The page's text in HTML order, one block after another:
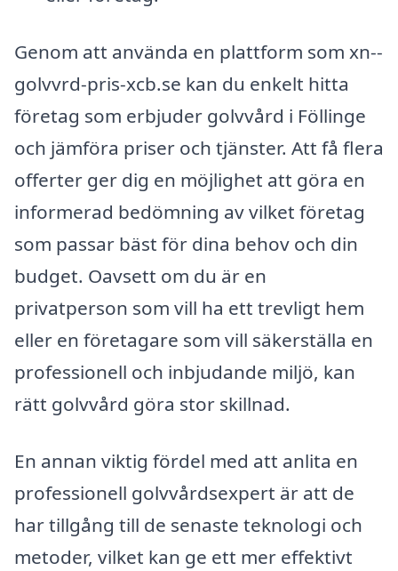
Genom att använda en plattform som xn--
golvvrd-pris-xcb.se kan du enkelt hitta
företag som erbjuder golvvård i Föllinge
och jämföra priser och tjänster. Att få flera
offerter ger dig en möjlighet att göra en
informerad bedömning av vilket företag
som passar bäst för dina behov och din
budget. Oavsett om du är en
privatperson som vill ha ett trevligt hem
eller en företagare som vill säkerställa en
professionell och inbjudande miljö, kan
rätt golvvård göra stor skillnad.
En annan viktig fördel med att anlita en
professionell golvvårdsexpert är att de
har tillgång till de senaste teknologi och
metoder, vilket kan ge ett mer effektivt